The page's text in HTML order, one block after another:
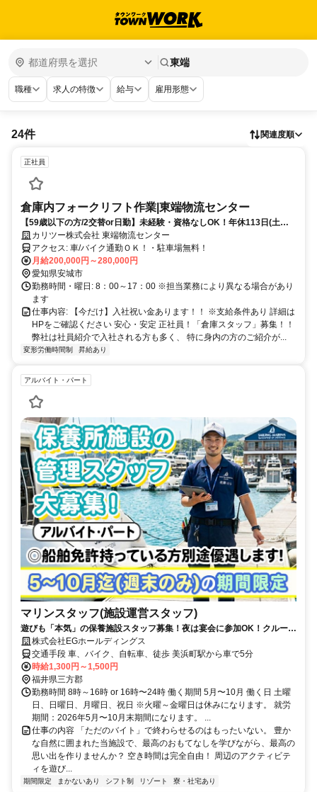
東端
職種 求人の特徴 給与 雇用形態
24件 関連度順
正社員
倉庫内フォークリフト作業|東端物流センター
【59歳以下の方/2交替or日勤】未経験・資格なしOK！年休113日(土日
休&年3回長期休暇有)賞与年2回！
カリツー株式会社 東端物流センター
アクセス: 車/バイク通勤ＯＫ！・駐車場無料！
月給200,000円～280,000円
愛知県安城市
勤務時間・曜日: 8：00～17：00 ※担当業務により異なる場合があり
ます
仕事内容: 【今だけ】入社祝い金あります！！ ※支給条件あり 詳細は
HPをご確認ください 安心・安定 正社員！「倉庫スタッフ」募集！！
弊社は社員紹介で入社される方も多く、 特に身内の方のご紹介が...
変形労働時間制 昇給あり
アルバイト・パート
マリンスタッフ(施設運営スタッフ)
遊びも「本気」の保養施設スタッフ募集！夜は宴会に参加OK！クルーザ
ーも運転出来ます！
株式会社EGホールディングス
交通手段 車、バイク、自転車、徒歩 美浜町駅から車で5分
時給1,300円～1,500円
福井県三方郡
勤務時間 8時～16時 or 16時〜24時 働く期間 5月〜10月 働く日 土曜
日、日曜日、月曜日、祝日 ※火曜～金曜日は休みになります。 就労
期間：2026年5月〜10月末期間になります。 ...
仕事の内容 「ただのバイト」で終わらせるのはもったいない。 豊か
な自然に囲まれた当施設で、最高のおもてなしを学びながら、最高の
思い出を作りませんか？ 空き時間は完全自由！ 周辺のアクティビテ
ィを遊び...
期間限定 まかないあり シフト制 リゾート 寮・社宅あり